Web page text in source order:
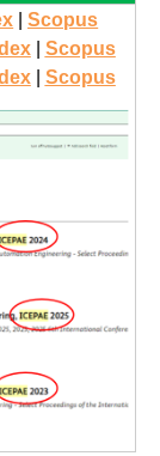
|Scopus
Scopus
| Scopus